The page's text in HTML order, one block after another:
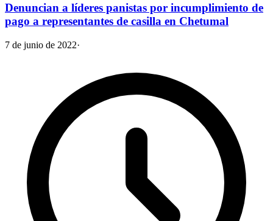
Denuncian a líderes panistas por incumplimiento de
pago a representantes de casilla en Chetumal
7 de junio de 2022·